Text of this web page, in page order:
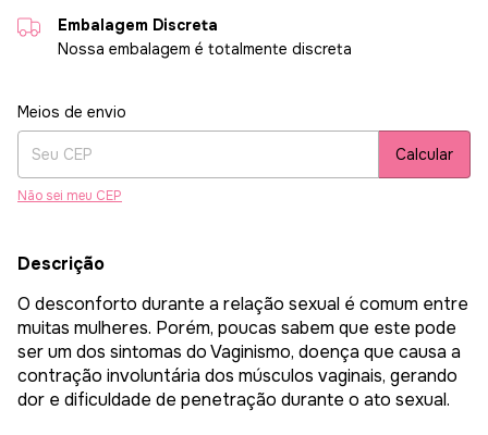
Embalagem Discreta
Nossa embalagem é totalmente discreta
Entregas para o CEP:
Meios de envio
Calcular
Não sei meu CEP
Descrição
O desconforto durante a relação sexual é comum entre
muitas mulheres. Porém, poucas sabem que este pode
ser um dos sintomas do Vaginismo, doença que causa a
contração involuntária dos músculos vaginais, gerando
dor e dificuldade de penetração durante o ato sexual.